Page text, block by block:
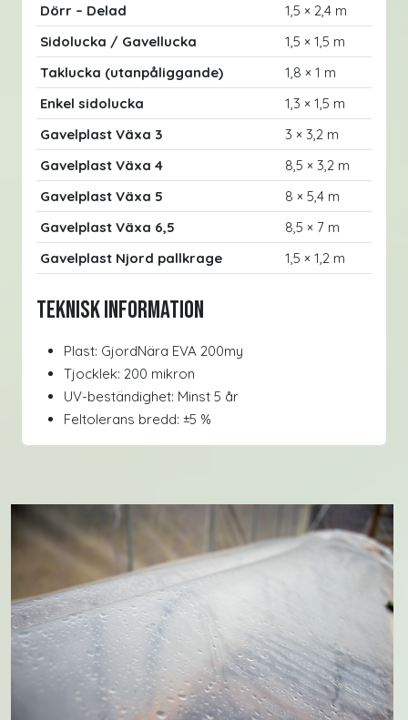
Dörr – Delad
1,5 × 2,4 m
Sidolucka / Gavellucka
1,5 × 1,5 m
Taklucka (utanpåliggande)
1,8 × 1 m
Enkel sidolucka
1,3 × 1,5 m
Gavelplast Växa 3
3 × 3,2 m
Gavelplast Växa 4
8,5 × 3,2 m
Gavelplast Växa 5
8 × 5,4 m
Gavelplast Växa 6,5
8,5 × 7 m
Gavelplast Njord pallkrage
1,5 × 1,2 m
Teknisk information
Plast: GjordNära EVA 200my
Tjocklek: 200 mikron
UV-beständighet: Minst 5 år
Feltolerans bredd: ±5 %